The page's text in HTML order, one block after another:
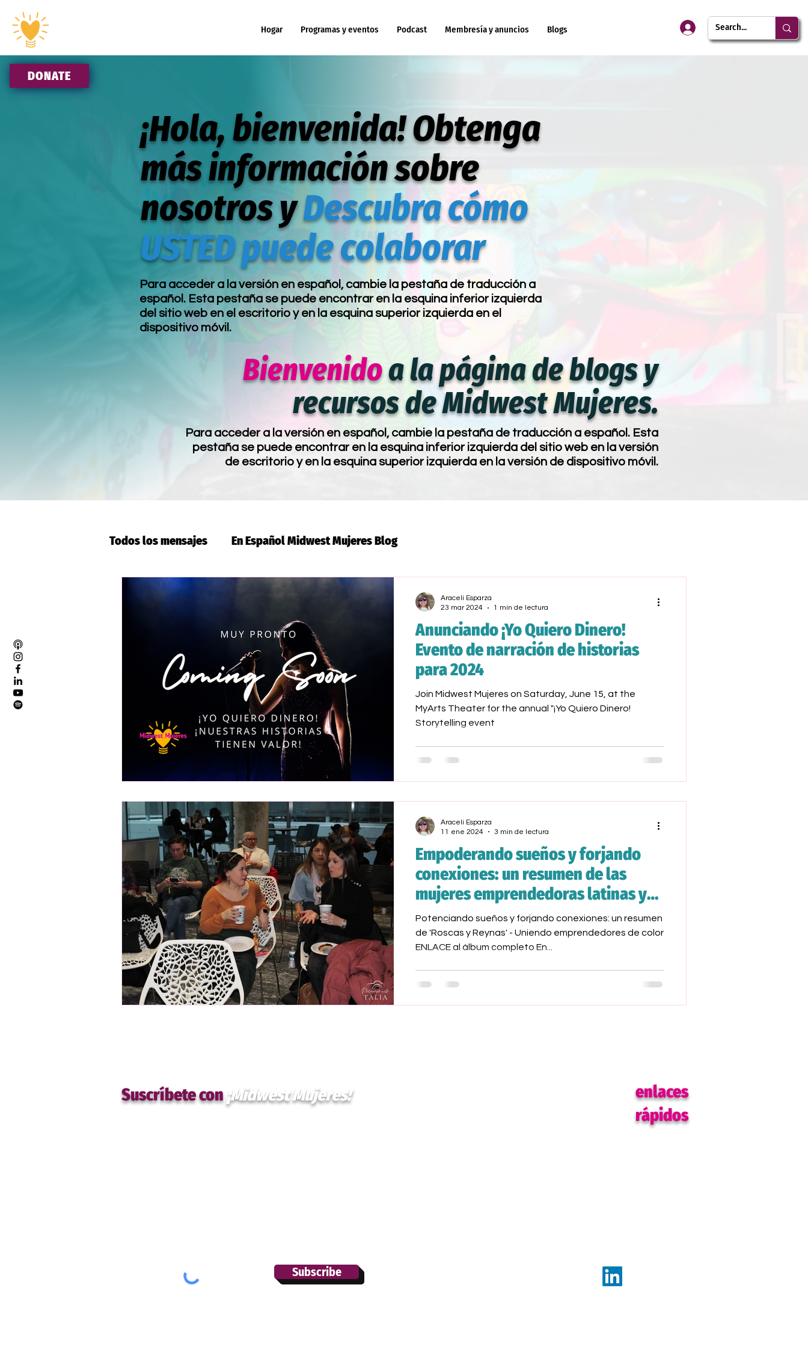
DONATE
Hogar Programas y eventos Podcast Membresía y anuncios Blogs
¡Hola, bienvenida! Obtenga
más información sobre
nosotros yDescubra cómo
USTED puede colaborar
Para acceder a la versión en español, cambie la pestaña de traducción a
español. Esta pestaña se puede encontrar en la esquina inferior izquierda
del sitio web en el escritorio y en la esquina superior izquierda en el
dispositivo móvil.
Bienvenidoa la página de blogs y
recursos de Midwest Mujeres.
Para acceder a la versión en español, cambie la pestaña de traducción a español. Esta
pestaña se puede encontrar en la esquina inferior izquierda del sitio web en la versión
de escritorio y en la esquina superior izquierda en la versión de dispositivo móvil.
Todos los mensajes En Español Midwest Mujeres Blog
Anunciando ¡Yo Quiero Dinero!
Evento de narración de historias
para 2024
Join Midwest Mujeres on Saturday, June 15, at the
MyArts Theater for the annual "¡Yo Quiero Dinero!
Storytelling event
Araceli Esparza
23 mar 2024
1 min de lectura
Empoderando sueños y forjando
conexiones: un resumen de las
mujeres emprendedoras latinas y
negras de 'Roscas y Reynas'
Potenciando sueños y forjando conexiones: un resumen
de 'Roscas y Reynas' - Uniendo emprendedores de color
ENLACE al álbum completo En...
Araceli Esparza
11 ene 2024
3 min de lectura
Suscríbete con ¡Midwest Mujeres!
enlaces
rápidos
Subscribe